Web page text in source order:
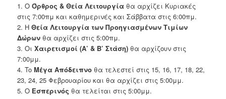
1. ΟΌρθρος & Θεία Λειτουργία θα αρχίζει Κυριακές
στις 7:00πμ και καθημερινές και Σάββατα στις 6:00πμ.
2. ΗΘεία Λειτουργία των Προηγιασμένων Τιμίων
Δώρων θα αρχίζει στις 5:00πμ.
3. ΟιΧαιρετισμοί (Α’ & Β’ Στάση) θα αρχίζουν στις
7:00μμ.
4. ToΜέγα Απόδειπνο θα τελεστεί στις 15, 16, 17, 18, 22,
23, 24, 25 Φεβρουαρίου και θα αρχίζει στις 5:00μμ.
5. Ο Εσπερινός θα τελείται στις 5:00μμ.